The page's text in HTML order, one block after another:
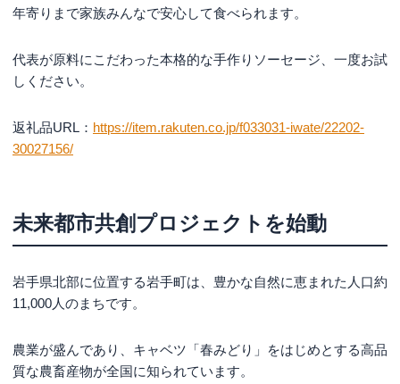
年寄りまで家族みんなで安心して食べられます。
代表が原料にこだわった本格的な手作りソーセージ、一度お試
しください。
返礼品URL： https://item.rakuten.co.jp/f033031-iwate/22202-
30027156/
未来都市共創プロジェクトを始動
岩手県北部に位置する岩手町は、豊かな自然に恵まれた人口約
11,000人のまちです。
農業が盛んであり、キャベツ「春みどり」をはじめとする高品
質な農畜産物が全国に知られています。